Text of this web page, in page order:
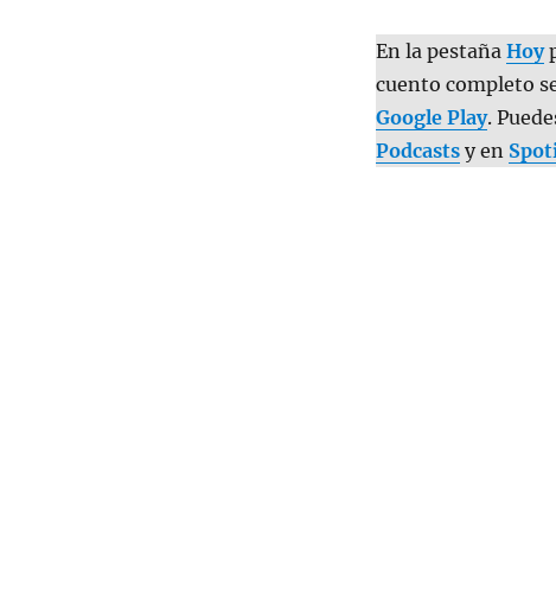
En la pestaña Hoy
cuento completo
Google Play.
Podcastsy en